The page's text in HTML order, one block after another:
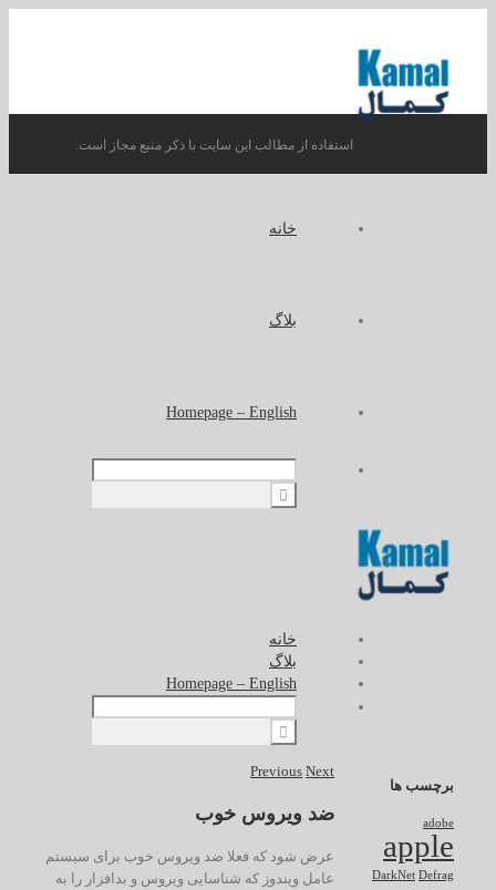
خانه
بلاگ
Homepage – English
خانه
بلاگ
Homepage – English
Previous Next
ضد ویروس خوب
عرض شود که فعلا ضد ویروس خوب برای سیستم
عامل ویندوز که شناسایی ویروس و بدافزار را به
برچسب ها
adobe
apple
DarkNet Defrag
استفاده از مطالب این سایت با ذکر منبع مجاز است.